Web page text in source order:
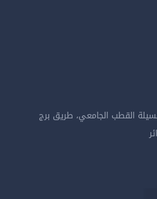
القطب الجامعي، طريق برج